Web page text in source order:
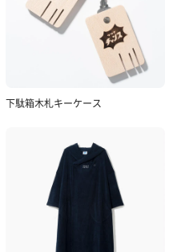
下駄箱木札キーケース